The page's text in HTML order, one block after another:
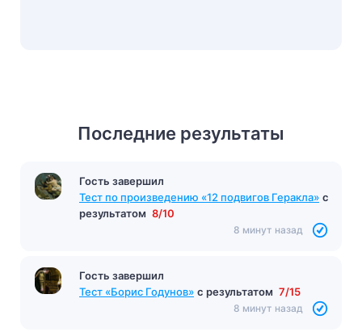
Последние результаты
Гость завершил
Тест по произведению «12 подвигов Геракла» с
результатом 8/10
8 минут назад
Гость завершил
Тест «Борис Годунов» с результатом 7/15
8 минут назад